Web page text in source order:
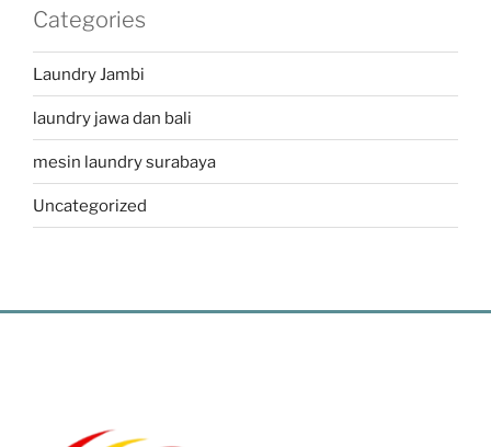
Categories
Laundry Jambi
laundry jawa dan bali
mesin laundry surabaya
Uncategorized